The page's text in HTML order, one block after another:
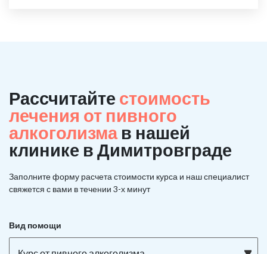
Рассчитайте стоимость
лечения от пивного
алкоголизма в нашей
клинике в Димитровграде
Заполните форму расчета стоимости курса и наш специалист
свяжется с вами в течении 3-х минут
Вид помощи